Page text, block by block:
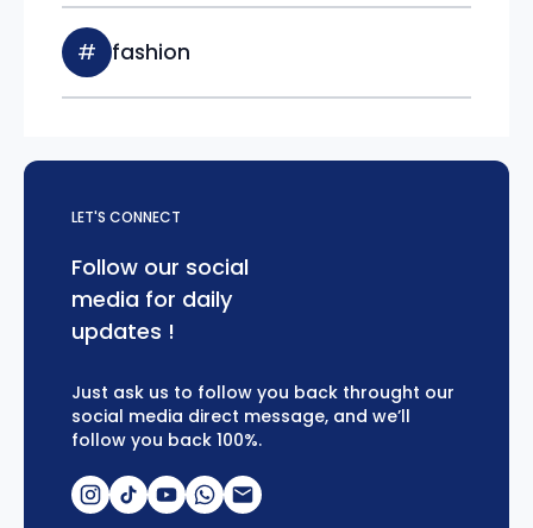
# fashion
LET'S CONNECT
Follow our social
media for daily
updates !
Just ask us to follow you back throught our
social media direct message, and we’ll
follow you back 100%.